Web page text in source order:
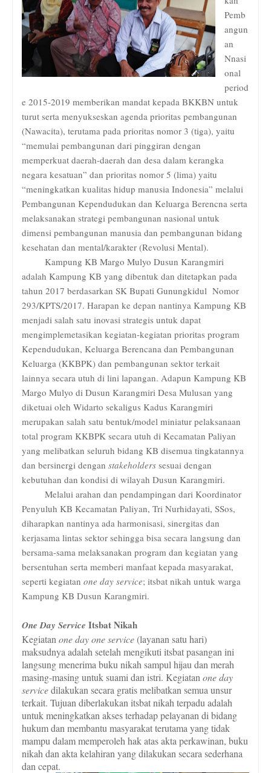
Pemb
angun
an
Nnasi
onal
period
e 2015-2019 memberikan mandat kepada BKKBN untuk
turut serta menyukseskan agenda prioritas pembangunan
(Nawacita), terutama pada prioritas nomor 3 (tiga), yaitu
“memulai pembangunan dari pinggiran dengan
memperkuat daerah-daerah dan desa dalam kerangka
negara kesatuan” dan prioritas nomor 5 (lima) yaitu
“meningkatkan kualitas hidup manusia Indonesia” melalui
Pembangunan Kependudukan dan Keluarga Berencna serta
melaksanakan strategi pembangunan nasional untuk
dimensi pembangunan manusia dan pembangunan bidang
kesehatan dan mental/karakter (Revolusi Mental).
Kampung KB Margo Mulyo Dusun Karangmiri
adalah Kampung KB yang dibentuk dan ditetapkan pada
tahun 2017 berdasarkan SK Bupati Gunungkidul Nomor
293/KPTS/2017. Harapan ke depan nantinya Kampung KB
menjadi salah satu inovasi strategis untuk dapat
mengimplemetasikan kegiatan-kegiatan prioritas program
Kependudukan, Keluarga Berencana dan Pembangunan
Keluarga (KKBPK) dan pembangunan sektor terkait
lainnya secara utuh di lini lapangan. Adapun Kampung KB
Margo Mulyo di Dusun Karangmiri Desa Mulusan yang
diketuai oleh Widarto sekaligus Kadus Karangmiri
merupakan salah satu bentuk/model miniatur pelaksanaan
total program KKBPK secara utuh di Kecamatan Paliyan
yang melibatkan seluruh bidang KB disemua tingkatannya
dan bersinergi dengan stakeholders sesuai dengan
kebutuhan dan kondisi di wilayah Dusun Karangmiri.
Melalui arahan dan pendampingan dari Koordinator
Penyuluh KB Kecamatan Paliyan, Tri Nurhidayati, SSos,
diharapkan nantinya ada harmonisasi, sinergitas dan
kerjasama lintas sektor sehingga bisa secara langsung dan
bersama-sama melaksanakan program dan kegiatan yang
bersentuhan serta memberi manfaat kepada masyarakat,
seperti kegiatan one day service; itsbat nikah untuk warga
Kampung KB Dusun Karangmiri.
One Day Service ItsbatNikah
Kegiatan one day one service(layanan satu hari)
maksudnya adalah setelah mengikuti itsbat pasangan ini
langsung menerima buku nikah sampul hijau dan merah
masing-masing untuk suami dan istri. Kegiatan one day
servicedilakukan secara gratis melibatkan semua unsur
terkait. Tujuan diberlakukan itsbat nikah terpadu adalah
untuk meningkatkan akses terhadap pelayanan di bidang
hukum dan membantu masyarakat terutama yang tidak
mampu dalam memperoleh hak atas akta perkawinan, buku
nikah dan akta kelahiran yang dilakukan secara sederhana
dan cepat.